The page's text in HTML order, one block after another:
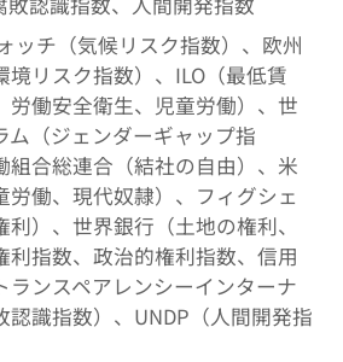
ッチ（気候リスク指数）、欧州
境リスク指数）、ILO（最低賃
労働安全衛生、児童労働）、世
ム（ジェンダーギャップ指
組合総連合（結社の自由）、米
労働、現代奴隷）、フィグシェ
利）、世界銀行（土地の権利、
利指数、政治的権利指数、信用
ランスペアレンシーインターナ
認識指数）、UNDP（人間開発指